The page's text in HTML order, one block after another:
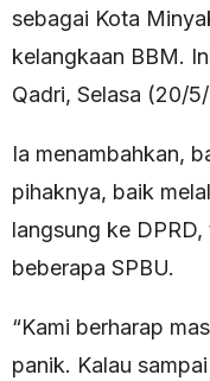
sebagai Kota
kelangkaan BBM.
Qadri, Selasa (20/
Ia menambahkan,
pihaknya, baik
langsung ke
beberapa SPBU.
“Kami berharap
panik. Kalau